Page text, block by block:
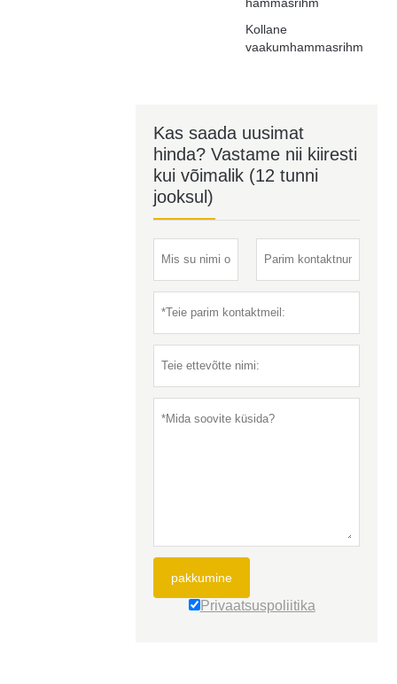
Kollane
vaakumhammasrihm
Kas saada uusimat
hinda? Vastame nii kiiresti
kui võimalik (12 tunni
jooksul)
pakkumine
Privaatsuspoliitika